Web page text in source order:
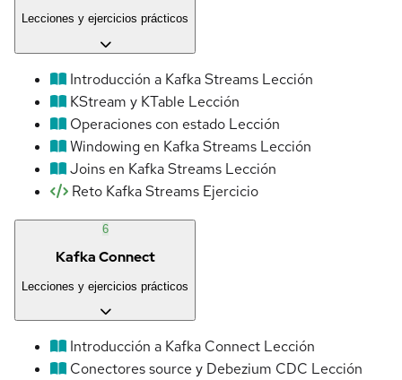
Lecciones y ejercicios prácticos
Introducción a Kafka Streams Lección
KStream y KTable Lección
Operaciones con estado Lección
Windowing en Kafka Streams Lección
Joins en Kafka Streams Lección
Reto Kafka Streams Ejercicio
6
Kafka Connect
Lecciones y ejercicios prácticos
Introducción a Kafka Connect Lección
Conectores source y Debezium CDC Lección